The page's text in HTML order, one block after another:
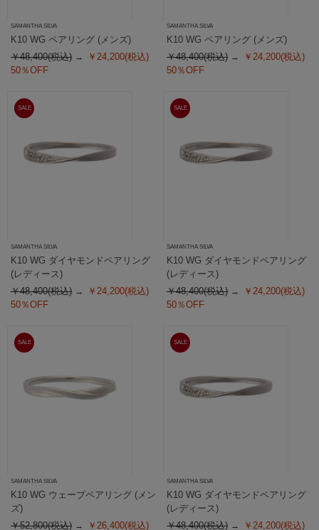
SAMANTHA SILVA
K10 WG ペアリング (メンズ)
￥48,400(税込)
￥24,200(税込)
50％OFF
SAMANTHA SILVA
K10 WG ペアリング (メンズ)
￥48,400(税込)
￥24,200(税込)
50％OFF
SALE
SAMANTHA SILVA
K10 WG ダイヤモンドペアリング
(レディース)
￥48,400(税込)
￥24,200(税込)
50％OFF
SALE
SAMANTHA SILVA
K10 WG ダイヤモンドペアリング
(レディース)
￥48,400(税込)
￥24,200(税込)
50％OFF
SALE
SAMANTHA SILVA
K10 WG ウェーブペアリング (メン
ズ)
￥52,800(税込)
￥26,400(税込)
SALE
SAMANTHA SILVA
K10 WG ダイヤモンドペアリング
(レディース)
￥48,400(税込)
￥24,200(税込)